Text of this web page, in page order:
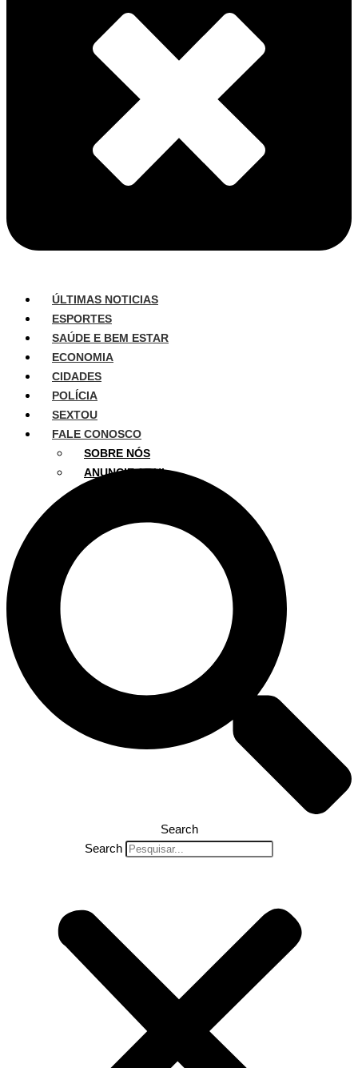
ÚLTIMAS NOTICIAS
ESPORTES
SAÚDE E BEM ESTAR
ECONOMIA
CIDADES
POLÍCIA
SEXTOU
FALE CONOSCO
SOBRE NÓS
ANUNCIE AQUI
Search
Search